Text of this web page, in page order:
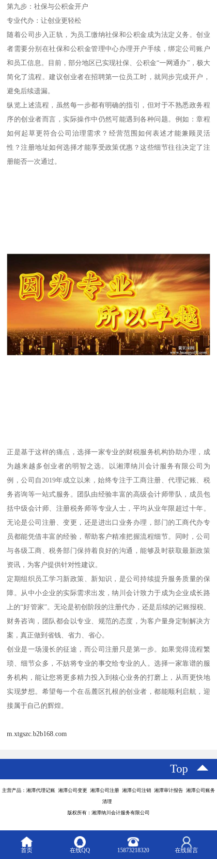
第九步：社保与公积金开户
专业代办：让创业更轻松
随着公司步入正轨，为员工缴纳社保和公积金成为法定义务。创业
者需要分别在社保和公积金管理中心办理开户手续，绑定公司账户
和员工信息。目前，部分地区已实现社保、公积金“一网通办”，极大
简化了流程。建议创业者在招聘第一位员工时，就同步完成开户，
避免后续遗漏。
纵览上述流程，虽然每一步都有明确的指引，但对于不熟悉政务程
序的创业者而言，实际操作中仍然可能遇到各种问题。例如：章程
如何起草更符合公司治理需求？经营范围如何表述才能兼顾灵活
性？注册地址如何选择才能享受政策优惠？这些细节往往决定了注
册能否一次通过。
正是基于这样的痛点，选择一家专业的财税服务机构协助办理，成
为越来越多创业者的明智之选。以湘潭纳川会计服务有限公司为
例，公司自2019年成立以来，始终专注于工商注册、代理记账、税
务咨询等一站式服务。团队由经验丰富的高级会计师带队，成员包
括中级会计师、注册税务师等专业人士，平均从业年限超过十年。
无论是公司注册、变更，还是进出口业务办理，部门的工商代办专
员都能凭借丰富的经验，帮助客户精准把握流程细节。同时，公司
与各级工商、税务部门保持着良好的沟通，能够及时获取最新政策
资讯，为客户提供针对性建议。
定期组织员工学习新政策、新知识，是公司持续提升服务质量的保
障。从中小企业的实际需求出发，纳川会计致力于成为企业成长路
上的“好管家”。无论是初创阶段的注册代办，还是后续的记账报税、
财务咨询，团队都会以专业、规范的态度，为客户量身定制解决方
案，真正做到省钱、省力、省心。
创业是一场漫长的征途，而公司注册只是第一步。如果觉得流程繁
琐、细节众多，不妨将专业的事交给专业的人。选择一家靠谱的服
务机构，能让您将更多精力投入到核心业务的打磨上，从而更快地
实现梦想。希望每一个在岳麓区扎根的创业者，都能顺利启航，迎
接属于自己的辉煌。
m.xtgszc.b2b168.com
Top
主营产品：湘潭代理记账 湘潭公司变更 湘潭公司注册 湘潭公司注销 湘潭审计报告 湘潭公司账务
清理
版权所有：湘潭纳川会计服务有限公司
首页 在线QQ 15873218320 在线留言